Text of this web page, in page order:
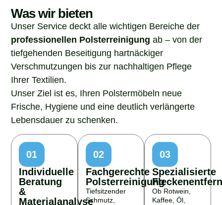
Was wir bieten
Unser Service deckt alle wichtigen Bereiche der
professionellen Polsterreinigung ab – von der
tiefgehenden Beseitigung hartnäckiger
Verschmutzungen bis zur nachhaltigen Pflege
Ihrer Textilien.
Unser Ziel ist es, Ihren Polstermöbeln neue
Frische, Hygiene und eine deutlich verlängerte
Lebensdauer zu schenken.
01
Individuelle
Beratung
&
Materialanalyse
02
Fachgerechte
Polsterreinigung
Tiefsitzender
Schmutz,
03
Spezialisierte
Ob Rotwein,
Kaffee, Öl,